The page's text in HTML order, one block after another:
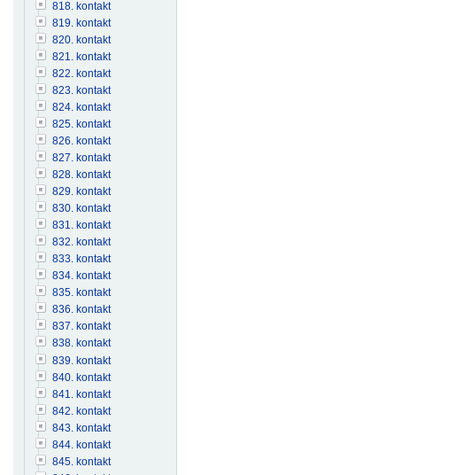
818. kontakt
819. kontakt
820. kontakt
821. kontakt
822. kontakt
823. kontakt
824. kontakt
825. kontakt
826. kontakt
827. kontakt
828. kontakt
829. kontakt
830. kontakt
831. kontakt
832. kontakt
833. kontakt
834. kontakt
835. kontakt
836. kontakt
837. kontakt
838. kontakt
839. kontakt
840. kontakt
841. kontakt
842. kontakt
843. kontakt
844. kontakt
845. kontakt